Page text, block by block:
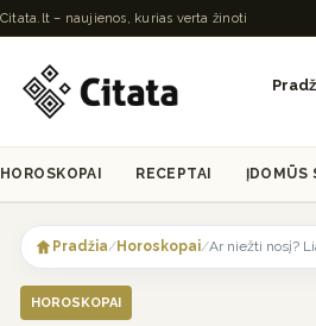
Citata.lt – naujienos, kurias verta žinoti
HOROSKOPAI RECEPTAI ĮDOMŪS
Pradžia/Horoskopai/Ar niežti nosį?
HOROSKOPAI